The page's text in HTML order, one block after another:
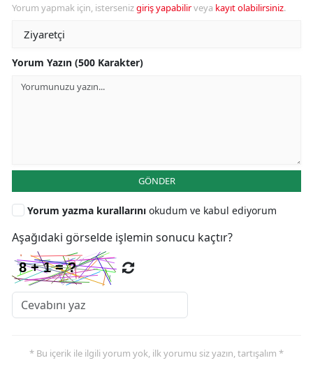
Yorum yapmak için, istersenizgiriş yapabilirveya kayıt olabilirsiniz.
Yorum Yazın (500 Karakter)
GÖNDER
Yorum yazma kurallarını okudum ve kabul ediyorum
Aşağıdaki görselde işlemin sonucu kaçtır?
* Bu içerik ile ilgili yorum yok, ilk yorumu siz yazın, tartışalım *